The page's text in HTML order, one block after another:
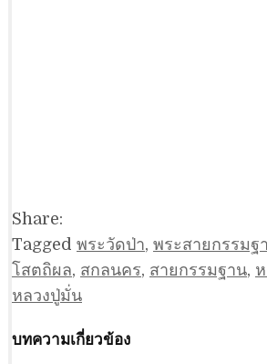
Share:
Tagged พระวัดป่า, พระสายกรรมฐ
โสตถิผล, สกลนคร, สายกรรมฐาน,
หลวงปู่มั่น
บทความเกี่ยวข้อง